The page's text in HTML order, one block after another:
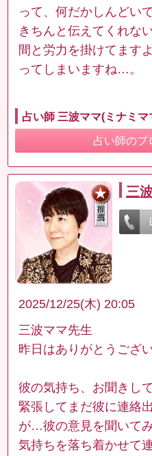
って、何だかしんどい
きちんと伝えてくれな
間と労力を掛けてます
ってしまいますね…。
占い師 三波ママ(ミナミ
占い師のプ
三
2025/12/25(木) 20:05
三波ママ先生
昨日はありがとうござ
彼の気持ち、お聞きし
緊張してまだ彼に連絡
が…彼の意見を聞いて
気持ちを落ち着かせて